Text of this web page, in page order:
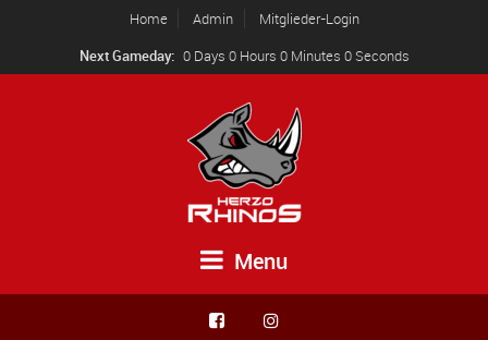
Home Admin
Mitglieder-Login
Next Gameday: 0 Days 0 Hours 0 Minutes 0 Seconds
Menu